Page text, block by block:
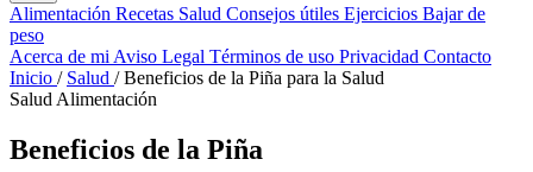
Alimentación Recetas Salud Consejos útiles Ejercicios Bajar de
peso
Acerca de mi Aviso Legal Términos de uso Privacidad Contacto
Inicio / Salud / Beneficios de la Piña para la Salud
Salud Alimentación
Beneficios de la Piña